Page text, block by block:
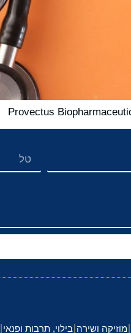
מוזיקה ושירה בילוי, תרבות ופנאי